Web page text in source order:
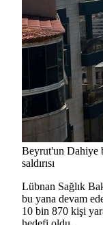
Beyrut'un Dahiye
saldırısı
Lübnan Sağlık
bu yana devam
10 bin 870 kişi